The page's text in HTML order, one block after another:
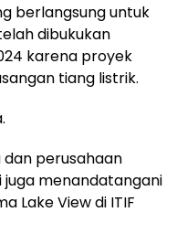
berlangsung untuk
dibukukan
karena proyek
tiang listrik.
dan perusahaan
juga menandatangani
Lake View di ITIF